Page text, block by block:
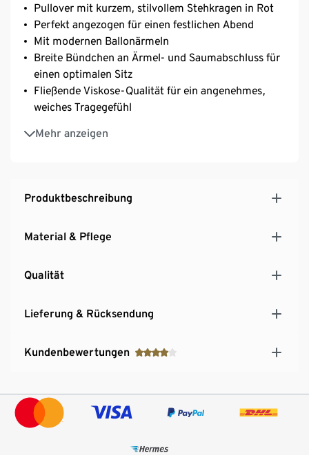
Pullover mit kurzem, stilvollem Stehkragen in Rot
Perfekt angezogen für einen festlichen Abend
Mit modernen Ballonärmeln
Breite Bündchen an Ärmel- und Saumabschluss für
einen optimalen Sitz
Fließende Viskose-Qualität für ein angenehmes,
weiches Tragegefühl
Mehr anzeigen
Gr. S entspricht der herkömmlichen Tchibo Gr.
wird der Pullover zu einem glänzenden Style-
Produktbeschreibung
Material & Pflege
Qualität
Lieferung & Rücksendung
Kundenbewertungen